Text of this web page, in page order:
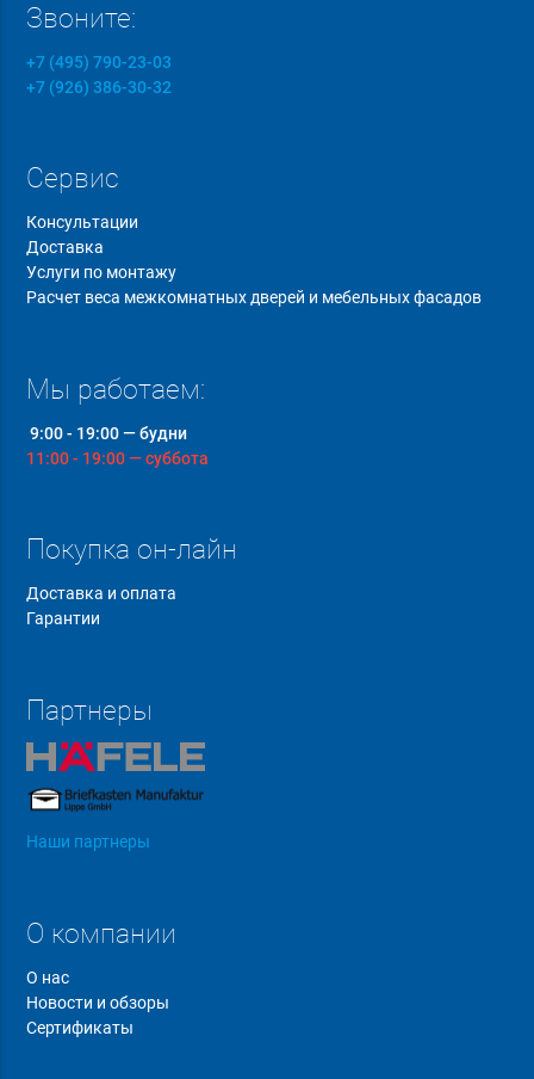
Звоните:
+7 (495) 790-23-03
+7 (926) 386-30-32
Сервис
Консультации
Доставка
Услуги по монтажу
Расчет веса межкомнатных дверей и мебельных фасадов
Мы работаем:
9:00 - 19:00 — будни
11:00 - 19:00 — суббота
Покупка он-лайн
Доставка и оплата
Гарантии
Партнеры
Наши партнеры
О компании
О нас
Новости и обзоры
Сертификаты